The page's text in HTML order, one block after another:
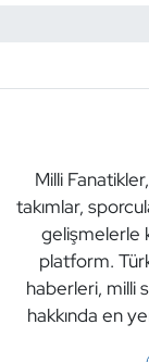
Milli
takımlar,
gelişmelerle
platform.
haberleri, milli
hakkında en